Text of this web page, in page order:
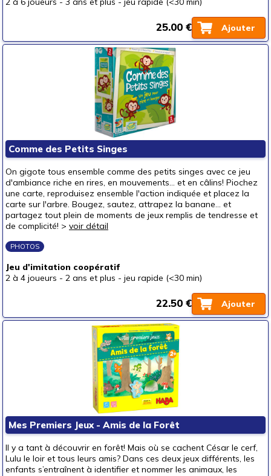
Ajouter
25.00 €
Comme des Petits Singes
On gigote tous ensemble comme des petits singes avec ce jeu
d'ambiance riche en rires, en mouvements... et en câlins! Piochez
une carte, reproduisez ensemble l'action indiquée et placez la
carte sur l'arbre. Bougez, sautez, attrapez la banane... et
partagez tout plein de moments de jeux remplis de tendresse et
de complicité! > voir détail
PHOTOS
Jeu d'imitation coopératif
2 à 4 joueurs - 2 ans et plus - jeu rapide (<30 min)
Ajouter
22.50 €
Mes Premiers Jeux - Amis de la Forêt
Il y a tant à découvrir en forêt! Mais où se cachent César le cerf,
Lulu le loir et tous leurs amis? Dans ces deux jeux différents, les
enfants s’entraînent à identifier et nommer les animaux, les